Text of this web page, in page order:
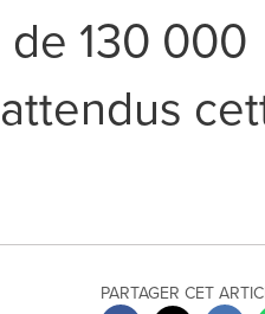
130 000
PARTAGER CET